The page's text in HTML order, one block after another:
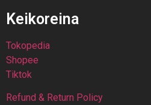
Keikoreina
Tokopedia
Shopee
Tiktok
Refund & Return Policy